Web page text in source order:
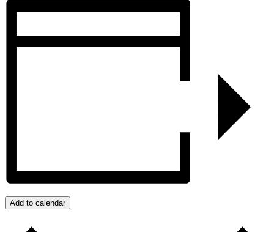
Add to calendar